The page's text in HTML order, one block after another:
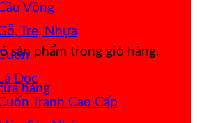
sản phẩm trong giỏ hàng.
hàng
Vồng
Tre, Nhựa
Dọc
Tranh Cao Cấp